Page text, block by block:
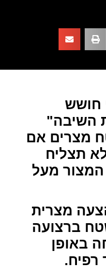
חושש
השיבה"
מצרים אם
תצליח
מעל
מצרית
ברצועה
באופן